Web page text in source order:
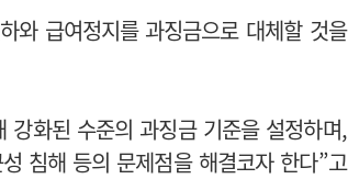
와 급여정지를 과징금으로 대체할 것을
화된 수준의 과징금 기준을 설정하며,
침해 등의 문제점을 해결코자 한다”고